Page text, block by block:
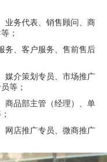
业务代表、销售顾问、商
；
务、客户服务、售前售后
媒介策划专员、市场推广
等；
商品部主管（经理）、单
网店推广专员、微商推广